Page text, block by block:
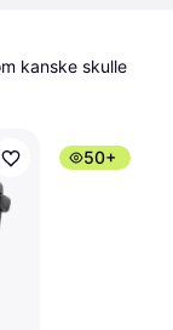
kanske skulle
50+